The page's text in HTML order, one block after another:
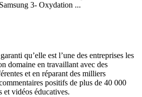
3- Oxydation ...
qu’elle est l’une des entreprises les
domaine en travaillant avec des
et en réparant des milliers
positifs de plus de 40 000
et vidéos éducatives.